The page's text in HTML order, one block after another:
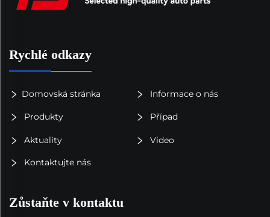
Rychlé odkazy
Domovská stránka Informace o nás
Produkty Případ
Aktuality Video
Kontaktujte nás
Zůstaňte v kontaktu